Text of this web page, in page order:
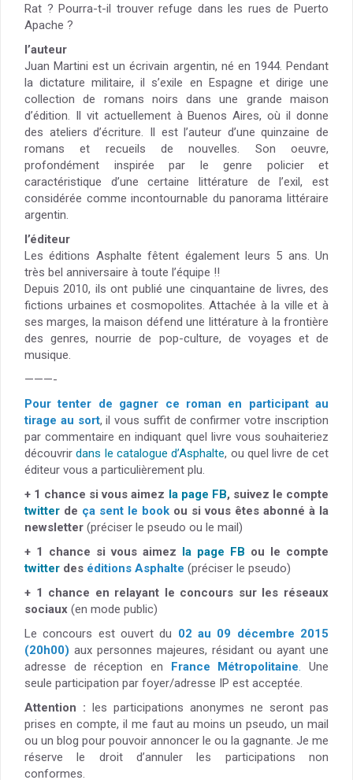
Rat ? Pourra-t-il trouver refuge dans les rues de Puerto
Apache ?
l’auteur
Juan Martini est un écrivain argentin, né en 1944. Pendant
la dictature militaire, il s’exile en Espagne et dirige une
collection de romans noirs dans une grande maison
d’édition. Il vit actuellement à Buenos Aires, où il donne
des ateliers d’écriture. Il est l’auteur d’une quinzaine de
romans et recueils de nouvelles. Son oeuvre,
profondément inspirée par le genre policier et
caractéristique d’une certaine littérature de l’exil, est
considérée comme incontournable du panorama littéraire
argentin.
l’éditeur
Les éditions Asphalte fêtent également leurs 5 ans. Un
très bel anniversaire à toute l’équipe !!
Depuis 2010, ils ont publié une cinquantaine de livres, des
fictions urbaines et cosmopolites. Attachée à la ville et à
ses marges, la maison défend une littérature à la frontière
des genres, nourrie de pop-culture, de voyages et de
musique.
———-
Pour tenter de gagner ce roman en participant au
tirage au sort, il vous suffit de confirmer votre inscription
par commentaire en indiquant quel livre vous souhaiteriez
découvrirdans le catalogue d’Asphalte, ou quel livre de cet
éditeur vous a particulièrement plu.
+ 1 chance si vous aimez la page FB, suivez le compte
twitter de ça sent le book ou si vous êtes abonné à la
newsletter (préciser le pseudo ou le mail)
+ 1 chance si vous aimez la page FB ou le compte
twitter des éditions Asphalte (préciser le pseudo)
+ 1 chance en relayant le concours sur les réseaux
sociaux (en mode public)
Le concours est ouvert du 02 au 09 décembre 2015
(20h00) aux personnes majeures, résidant ou ayant une
adresse de réception en France Métropolitaine. Une
seule participation par foyer/adresse IP est acceptée.
Attention : les participations anonymes ne seront pas
prises en compte, il me faut au moins un pseudo, un mail
ou un blog pour pouvoir annoncer le ou la gagnante. Je me
réserve le droit d’annuler les participations non
conformes.